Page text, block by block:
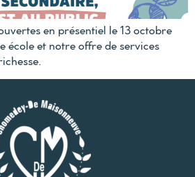
en présentiel le 13 octobre
école et notre offre de services